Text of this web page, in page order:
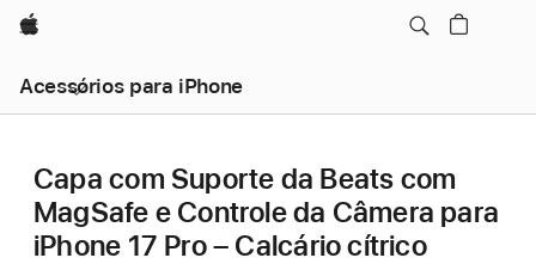
Apple
Acessórios para iPhone
Capa com Suporte da Beats com
MagSafe e Controle da Câmera para
iPhone 17 Pro – Calcário cítrico